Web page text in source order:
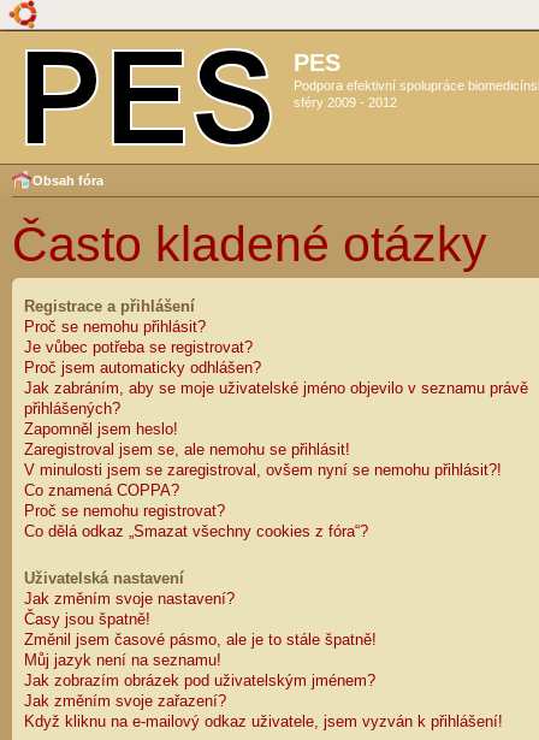
PES
Podpora efektivní spolupráce
sféry 2009 - 2012
Obsah fóra
Často kladené otázky
Registrace a přihlášení
Proč se nemohu přihlásit?
Je vůbec potřeba se registrovat?
Proč jsem automaticky odhlášen?
Jak zabráním, aby se moje uživatelské jméno objevilo v seznamu právě
přihlášených?
Zapomněl jsem heslo!
Zaregistroval jsem se, ale nemohu se přihlásit!
V minulosti jsem se zaregistroval, ovšem nyní se nemohu přihlásit?!
Co znamená COPPA?
Proč se nemohu registrovat?
Co dělá odkaz „Smazat všechny cookies z fóra“?
Uživatelská nastavení
Jak změním svoje nastavení?
Časy jsou špatně!
Změnil jsem časové pásmo, ale je to stále špatně!
Můj jazyk není na seznamu!
Jak zobrazím obrázek pod uživatelským jménem?
Jak změním svoje zařazení?
Když kliknu na e-mailový odkaz uživatele, jsem vyzván k přihlášení!